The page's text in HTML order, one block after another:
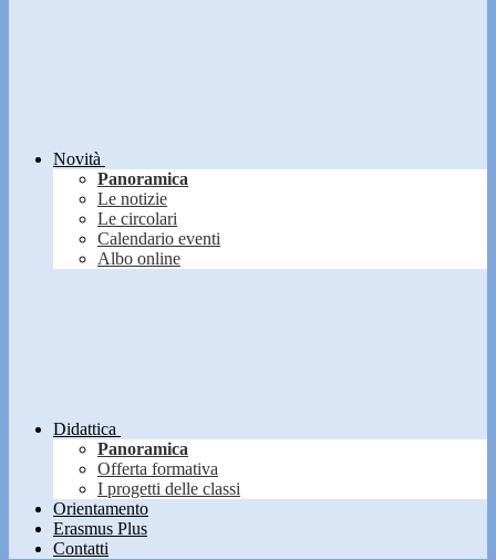
Novità
Panoramica
Le notizie
Le circolari
Calendario eventi
Albo online
Didattica
Panoramica
Offerta formativa
I progetti delle classi
Orientamento
Erasmus Plus
Contatti